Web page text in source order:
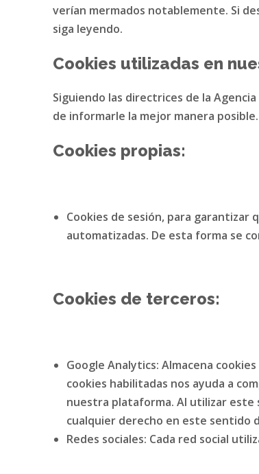
verían mermados notablemente. Si
siga leyendo.
Cookies utilizadas en
Siguiendo las directrices de la
de informarle la mejor manera posible.
Cookies propias:
Cookies de sesión, para garantizar
automatizadas. De esta forma se
Cookies de terceros:
Google Analytics: Almacena
cookies habilitadas nos ayuda a
nuestra plataforma. Al utilizar
cualquier derecho en este sentido
Redes sociales: Cada red social